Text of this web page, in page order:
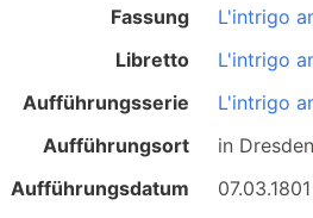
Fassung
L'intrigo
Libretto
L'intrigo
Aufführungsserie
L'intrigo
Aufführungsort
in Dresden
Aufführungsdatum
07.03.1801